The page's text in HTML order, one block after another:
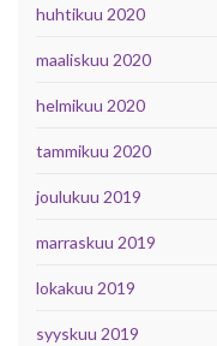
huhtikuu 2020
maaliskuu 2020
helmikuu 2020
tammikuu 2020
joulukuu 2019
marraskuu 2019
lokakuu 2019
syyskuu 2019